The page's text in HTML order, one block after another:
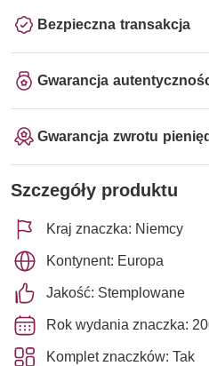
Bezpieczna transakcja
Gwarancja
Gwarancja zwrotu
Szczegóły produktu
Kraj znaczka: Niemcy
Kontynent: Europa
Jakość: Stemplowane
Rok wydania znaczka:
Komplet znaczków: Tak